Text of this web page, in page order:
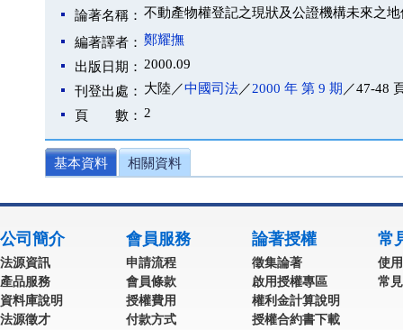
論著名稱： 不動產物權登記之現狀及公證機構未來之地
編著譯者： 鄭耀撫
出版日期： 2000.09
刊登出處： 大陸／中國司法／2000 年 第 9 期 ／47-48
頁 數： 2
基本資料 相關資料
公司簡介
法源資訊
產品服務
資料庫說明
法源徵才
會員服務
申請流程
會員條款
授權費用
付款方式
論著授權
徵集論著
啟用授權專區
權利金計算說明
授權合約書下載
常
使
常